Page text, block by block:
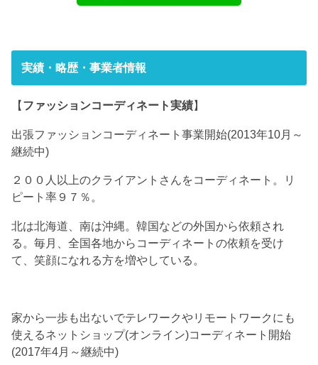
実績・略歴・事業者情報
【ファッションコーディネート実績】
出張ファッションコーディネート事業開始(2013年10月～
継続中)
２００人以上のクライアントさんをコーディネート。リ
ピート率９７％。
北は北海道、南は沖縄。韓国などの外国から依頼され
る。毎月、全国各地からコーディネートの依頼を受け
て、笑顔になれる方を増やしている。
家から一歩も出ないでテレワークやリモートワークにも
使えるネットショップ(オンライン)コーディネート開始
(2017年4月～継続中)